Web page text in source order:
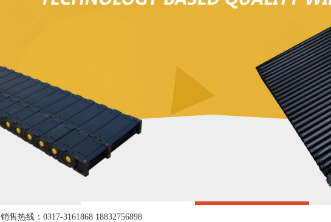
销售热线：0317-3161868 18832756898